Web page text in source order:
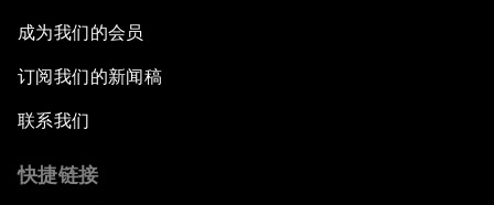
成为我们的会员
订阅我们的新闻稿
联系我们
快捷链接